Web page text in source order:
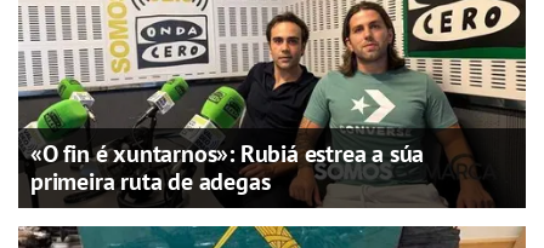
«O fin é xuntarnos»: Rubiá estrea a súa
primeira ruta de adegas